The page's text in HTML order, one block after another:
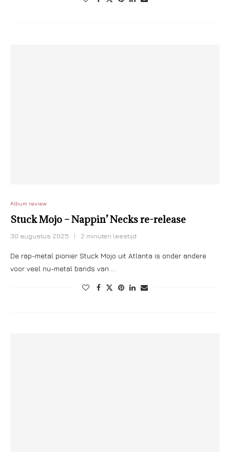
Album review
Stuck Mojo – Nappin’ Necks re-release
30 augustus 2025 2 minuten leestijd
De rap-metal pionier Stuck Mojo uit Atlanta is onder andere
voor veel nu-metal bands van …